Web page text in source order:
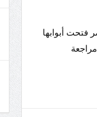
فتحت أبوابها